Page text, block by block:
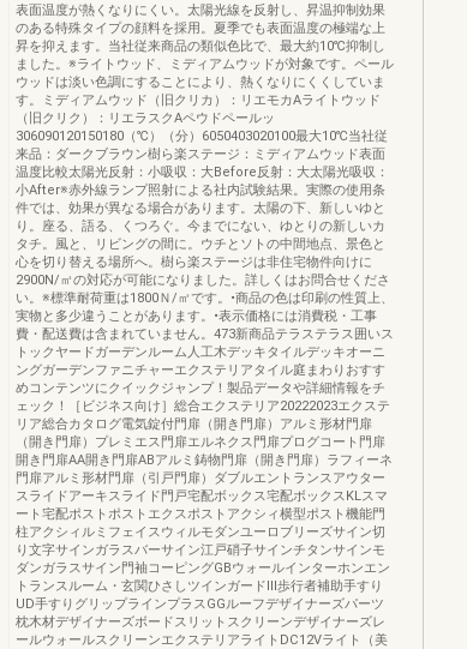
表面温度が熱くなりにくい。太陽光線を反射し、昇温抑制効果
のある特殊タイプの顔料を採用。夏季でも表面温度の極端な上
昇を抑えます。当社従来商品の類似色比で、最大約10℃抑制し
ました。※ライトウッド、ミディアムウッドが対象です。ペール
ウッドは淡い色調にすることにより、熱くなりにくくしていま
す。ミディアムウッド（旧クリカ）：リエモカAライトウッド
（旧クリク）：リエラスクAペウドペールッ
306090120150180（℃）（分）6050403020100最大10℃当社従
来品：ダークブラウン樹ら楽ステージ：ミディアムウッド表面
温度比較太陽光反射：小吸収：大Before反射：大太陽光吸収：
小After※赤外線ランプ照射による社内試験結果。実際の使用条
件では、効果が異なる場合があります。太陽の下、新しいゆと
り。座る、語る、くつろぐ。今までにない、ゆとりの新しいカ
タチ。風と、リビングの間に。ウチとソトの中間地点、景色と
心を切り替える場所へ。樹ら楽ステージは非住宅物件向けに
2900N/㎡の対応が可能になりました。詳しくはお問合せくださ
い。※標準耐荷重は1800Ｎ/㎡です。•商品の色は印刷の性質上、
実物と多少違うことがあります。•表示価格には消費税・工事
費・配送費は含まれていません。473新商品テラステラス囲いス
トックヤードガーデンルーム人工木デッキタイルデッキオーニ
ングガーデンファニチャーエクステリアタイル庭まわりおすす
めコンテンツにクイックジャンプ！製品データや詳細情報をチ
ェック！［ビジネス向け］総合エクステリア20222023エクステ
リア総合カタログ電気錠付門扉（開き門扉）アルミ形材門扉
（開き門扉）プレミエス門扉エルネクス門扉プログコート門扉
開き門扉AA開き門扉ABアルミ鋳物門扉（開き門扉）ラフィーネ
門扉アルミ形材門扉（引戸門扉）ダブルエントランスアウター
スライドアーキスライド門戸宅配ボックス宅配ボックスKLスマ
ート宅配ポストポストエクスポストアクシィ横型ポスト機能門
柱アクシィルミフェイスウィルモダンユーロブリーズサイン切
り文字サインガラスバーサイン江戸硝子サインチタンサインモ
ダンガラスサイン門袖コーピングGBウォールインターホンエン
トランスルーム・玄関ひさしツインガードⅢ歩行者補助手すり
UD手すりグリップラインプラスGGルーフデザイナーズパーツ
枕木材デザイナーズボードスリットスクリーンデザイナーズレ
ールウォールスクリーンエクステリアライトDC12Vライト（美